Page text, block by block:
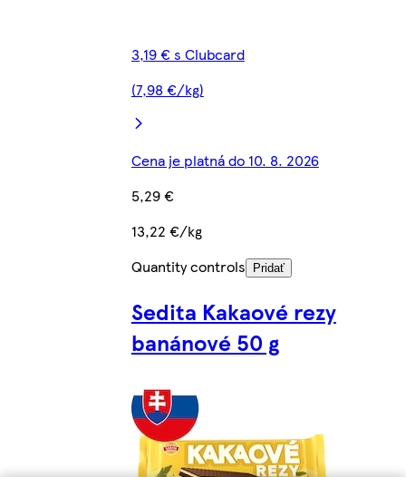
3,19 € s Clubcard
(7,98 €/kg)
Cena je platná do 10. 8. 2026
5,29 €
13,22 €/kg
Quantity controls
Pridať
Sedita Kakaové rezy
banánové 50 g